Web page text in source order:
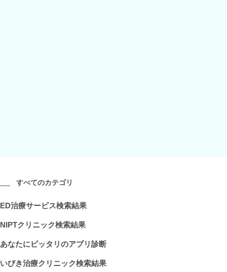
すべてのカテゴリ
ED治療サービス検索結果
NIPTクリニック検索結果
あなたにピッタリのアプリ診断
いびき治療クリニック検索結果